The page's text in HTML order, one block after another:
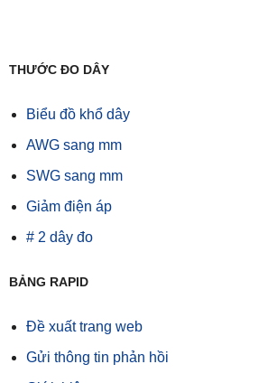
THƯỚC ĐO DÂY
Biểu đồ khổ dây
AWG sang mm
SWG sang mm
Giảm điện áp
# 2 dây đo
BẢNG RAPID
Đề xuất trang web
Gửi thông tin phản hồi